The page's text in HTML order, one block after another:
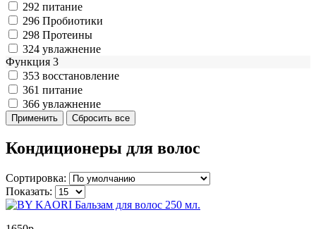
292 питание
296 Пробиотики
298 Протеины
324 увлажнение
Функция 3
353 восстановление
361 питание
366 увлажнение
Кондиционеры для волос
Сортировка:
Показать: